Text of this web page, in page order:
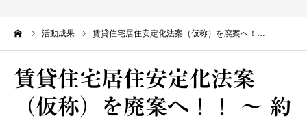
活動成果 賃貸住宅居住安定化法案（仮称）を廃案へ！…
賃貸住宅居住安定化法案
（仮称）を廃案へ！！ ～ 約